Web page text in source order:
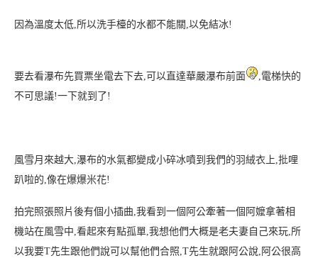
因為溫度太低,所以洗手檯的水都不能關,以免結冰!
要去看瀑布先買票坐電去下去,可以直達華嚴瀑布前面
,電梯快的
不可思議!一下就到了!
風雪月來越大,瀑布的水氣都變成小碎冰噴到我們的羽絨衣上,批哩
趴啦的,像在爆爆米花!
拍完照張照片後有個小插曲,我看到一個阿公牽著一個阿嬤拿著相
機站在風雪中,看起來有點孤單,我想他們大概是老夫妻自己來玩,所
以我要T先生跟他們說可以幫他們合照,T先生就跟阿公說,阿公很高